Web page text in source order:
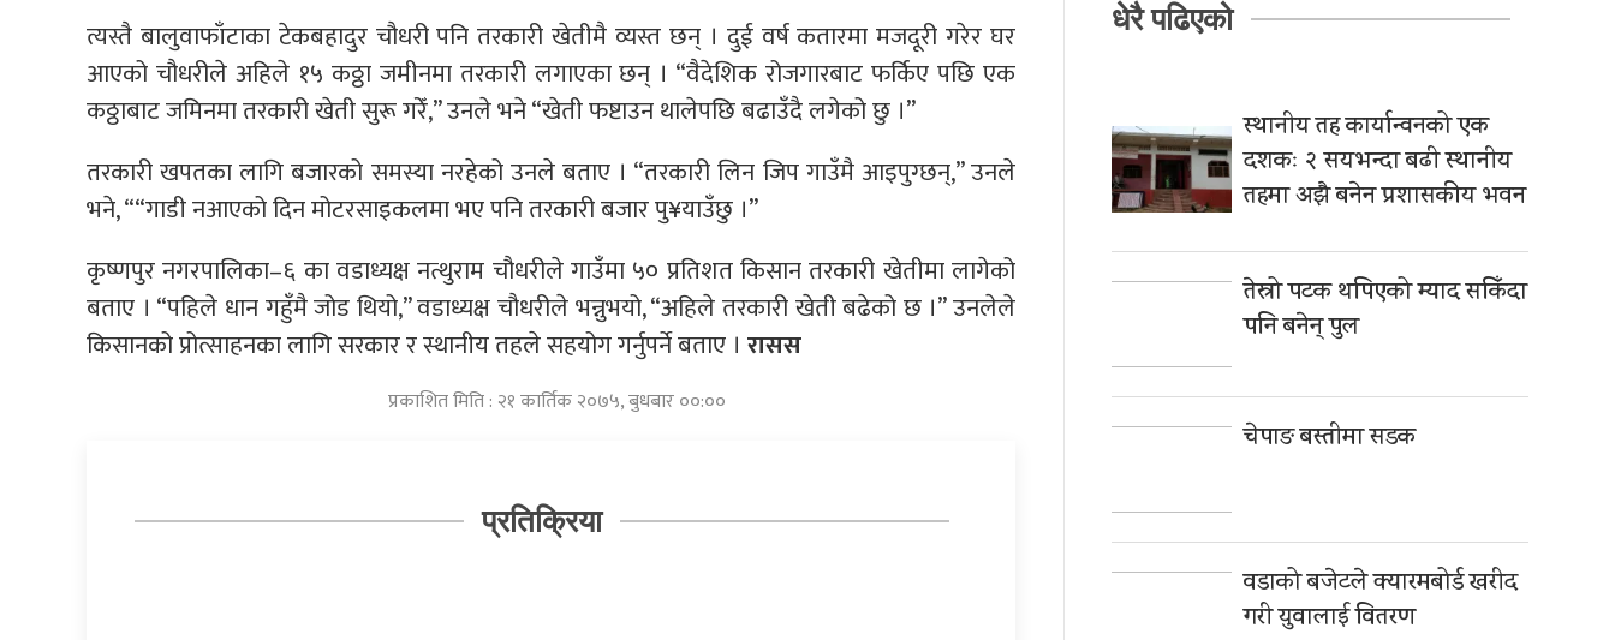
त्यस्तै बालुवाफाँटाका टेकबहादुर चौधरी पनि तरकारी खेतीमै व्यस्त छन् । दुई वर्ष कतारमा मजदूरी गरेर घर
आएको चौधरीले अहिले १५ कठ्ठा जमीनमा तरकारी लगाएका छन् । “वैदेशिक रोजगारबाट फर्किए पछि एक
कठ्ठाबाट जमिनमा तरकारी खेती सुरू गरेँ,” उनले भने “खेती फष्टाउन थालेपछि बढाउँदै लगेको छु ।”
तरकारी खपतका लागि बजारको समस्या नरहेको उनले बताए । “तरकारी लिन जिप गाउँमै आइपुग्छन्,” उनले
भने, ““गाडी नआएको दिन मोटरसाइकलमा भए पनि तरकारी बजार पु¥याउँछु ।”
कृष्णपुर नगरपालिका–६ का वडाध्यक्ष नत्थुराम चौधरीले गाउँमा ५० प्रतिशत किसान तरकारी खेतीमा लागेको
बताए । “पहिले धान गहुँमै जोड थियो,” वडाध्यक्ष चौधरीले भन्नुभयो, “अहिले तरकारी खेती बढेको छ ।” उनलेले
किसानको प्रोत्साहनका लागि सरकार र स्थानीय तहले सहयोग गर्नुपर्ने बताए । रासस
प्रकाशित मिति : २१ कार्तिक २०७५, बुधबार ००:००
प्रतिक्रिया
धेरै पढिएको
स्थानीय तह कार्यान्वनको एक
दशकः २ सयभन्दा बढी स्थानीय
तहमा अझै बनेन प्रशासकीय भवन
तेस्रो पटक थपिएको म्याद सकिँदा
पनि बनेन् पुल
चेपाङ बस्तीमा सडक
वडाको बजेटले क्यारमबोर्ड खरीद
गरी युवालाई वितरण